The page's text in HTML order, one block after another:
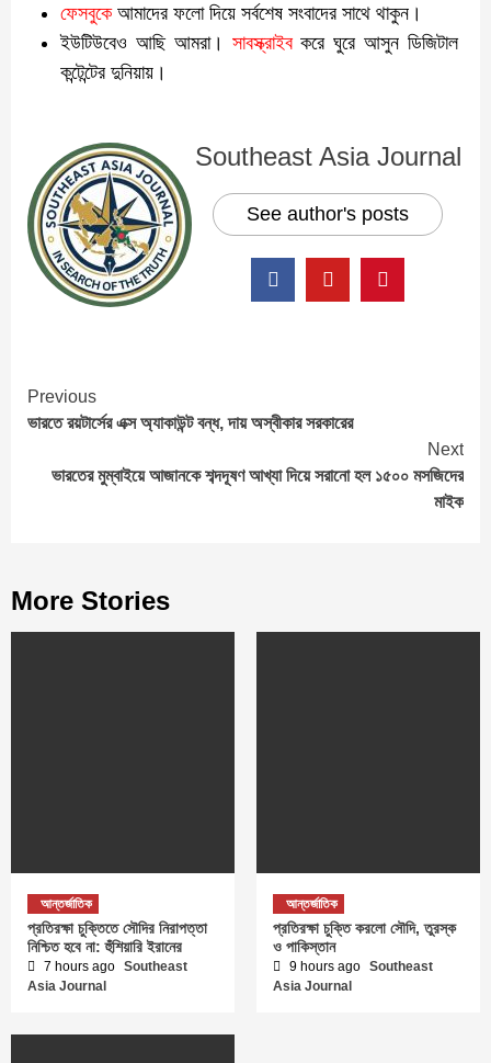
ফেসবুকেআমাদের ফলো দিয়ে সর্বশেষ সংবাদের সাথে থাকুন।
ইউটিউবেও আছি আমরা। সাবস্ক্রাইব করে ঘুরে আসুন ডিজিটাল
কন্টেন্টের দুনিয়ায়।
Southeast Asia Journal
See author's posts
Continue
Reading
Previous
ভারতে রয়টার্সের এক্স অ্যাকাউন্ট বন্ধ, দায় অস্বীকার সরকারের
Next
ভারতের মুম্বাইয়ে আজানকে শব্দদূষণ আখ্যা দিয়ে সরানো হল ১৫০০ মসজিদের
মাইক
More Stories
আন্তর্জাতিক
প্রতিরক্ষা চুক্তিতে সৌদির নিরাপত্তা
নিশ্চিত হবে না: হুঁশিয়ারি ইরানের
7 hours ago Southeast
Asia Journal
আন্তর্জাতিক
প্রতিরক্ষা চুক্তি করলো সৌদি, তুরস্ক
ও পাকিস্তান
9 hours ago Southeast
Asia Journal